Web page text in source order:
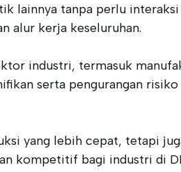
lainnya tanpa perlu interaksi
alur kerja keseluruhan.
industri, termasuk
serta pengurangan risiko
yang lebih cepat, tetapi
kompetitif bagi industri di